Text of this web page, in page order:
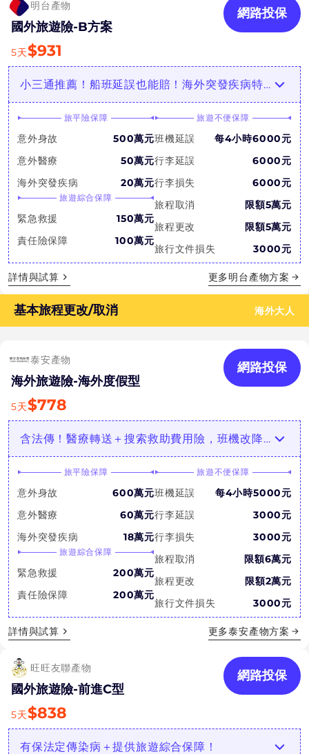
明台產物
國外旅遊險-B方案
網路投保
5天$931
小三通推薦！船班延誤也能賠！海外突發疾病特定地區最高3倍
旅平險保障
意外身故
500萬元
意外醫療
50萬元
海外突發疾病
20萬元
旅遊綜合保障
緊急救援
150萬元
責任險保障
100萬元
旅遊不便保障
班機延誤
每4小時6000元
行李延誤
6000元
行李損失
6000元
旅程取消
限額5萬元
旅程更改
限額5萬元
旅行文件損失
3000元
詳情與試算 更多明台產物方案
基本旅程更改/取消 海外大人
泰安產物
海外旅遊險-海外度假型
網路投保
5天$778
含法傳！醫療轉送＋搜索救助費用險，班機改降1萬！
旅平險保障
意外身故
600萬元
意外醫療
60萬元
海外突發疾病
18萬元
旅遊綜合保障
緊急救援
200萬元
責任險保障
200萬元
旅遊不便保障
班機延誤
每4小時5000元
行李延誤
3000元
行李損失
3000元
旅程取消
限額6萬元
旅程更改
限額2萬元
旅行文件損失
3000元
詳情與試算 更多泰安產物方案
旺旺友聯產物
國外旅遊險-前進C型
網路投保
5天$838
有保法定傳染病＋提供旅遊綜合保障！